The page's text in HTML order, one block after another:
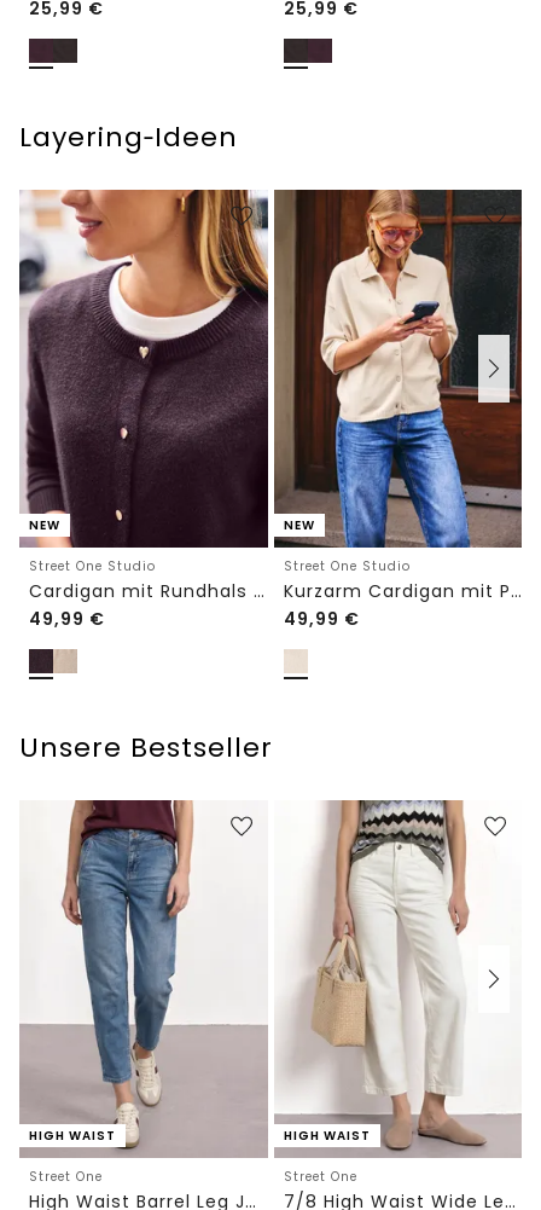
25,99 € 25,99 €
Layering‑Ideen
NEW
Street One Studio
Cardigan mit Rundhals und Knöpfen
49,99 €
NEW
Street One Studio
Kurzarm Cardigan mit Polokragen
49,99 €
Unsere Bestseller
HIGH WAIST
Street One
High Waist Barrel Leg Jeans im Loose Fit
HIGH WAIST
Street One
7/8 High Waist Wide Leg Jeans im Loose Fit